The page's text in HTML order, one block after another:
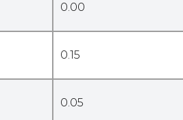
0.00
0.15
0.05